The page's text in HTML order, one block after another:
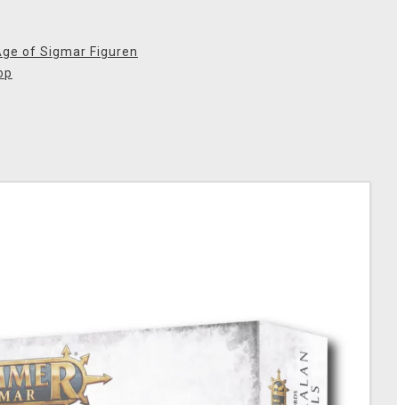
of Sigmar Figuren